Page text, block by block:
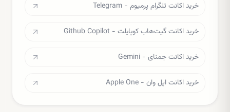
خرید اکانت تلگرام پرمیوم - Telegram
خرید اکانت گیت‌هاب کوپایلت - Github Copilot
خرید اکانت جمنای - Gemini
خرید اکانت اپل وان - Apple One